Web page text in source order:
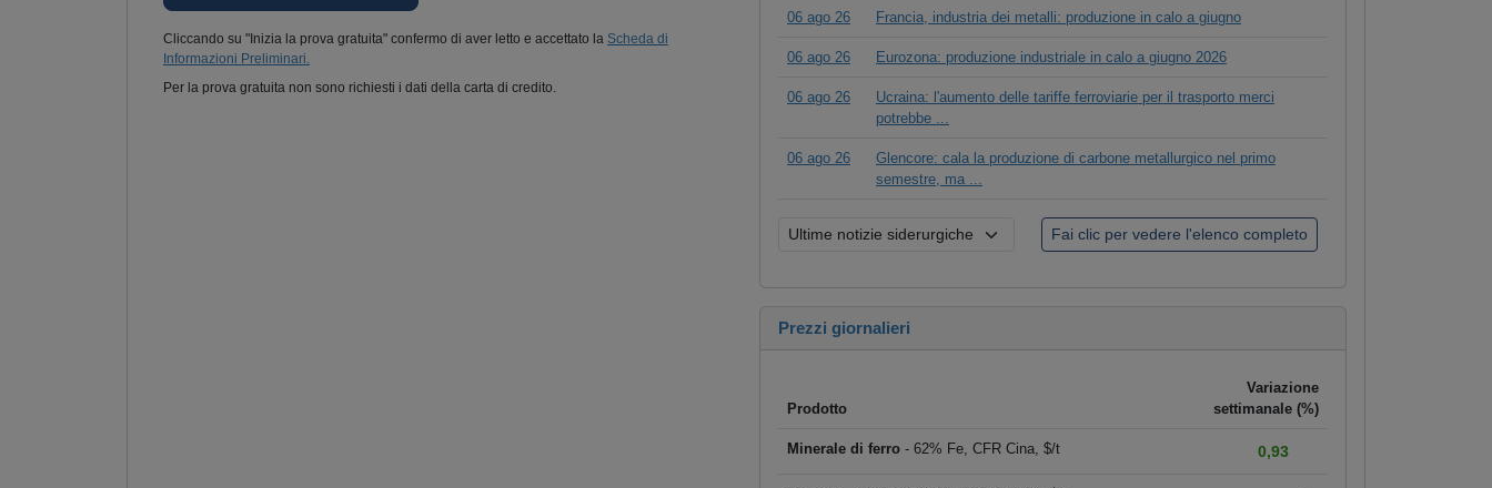
Cliccando su "Inizia la prova gratuita" confermo di aver letto e accettato la Scheda di
Informazioni Preliminari.
Per la prova gratuita non sono richiesti i dati della carta di credito.
06 ago 26 Francia, industria dei metalli: produzione in calo a giugno
06 ago 26 Eurozona: produzione industriale in calo a giugno 2026
06 ago 26
Ucraina: l'aumento delle tariffe ferroviarie per il trasporto merci
potrebbe ...
06 ago 26
Glencore: cala la produzione di carbone metallurgico nel primo
semestre, ma ...
Prezzi giornalieri
Prodotto
Variazione
settimanale (%)
Minerale di ferro - 62% Fe, CFR Cina, $/t 0,93